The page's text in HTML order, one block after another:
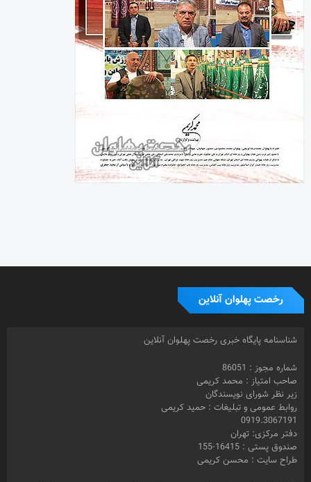
رخصت پهلوان آنلاین
شناسنامه پایگاه خبری رخصت پهلوان آنلاین
شماره مجوز : 86051
صاحب امتیاز : محمد کریمی
زیر نظر شورای نویسندگان
روابط عمومی و تبلیغات : حمید کریمی
0919.3067191
دفتر مرکزی: تهران
صندوق پستی : 16415-155
طراح سایت : محسن کریمی